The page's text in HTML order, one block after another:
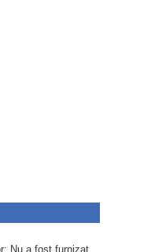
Nu a fost furnizat